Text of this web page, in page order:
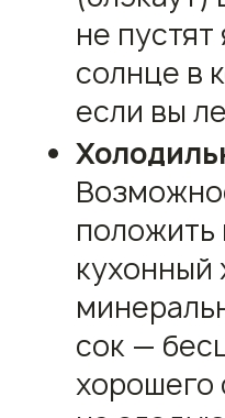
не
солнце в
если вы
положить
кухонный
сок —
хорошего